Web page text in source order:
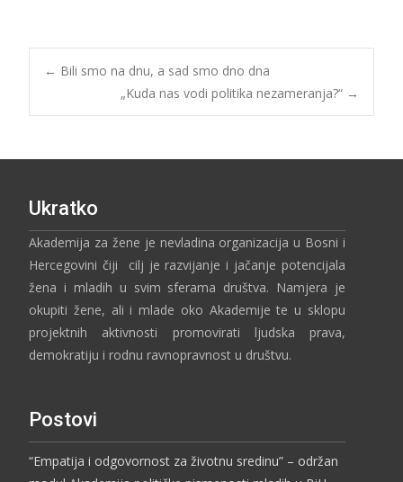
← Bili smo na dnu, a sad smo dno dna
„Kuda nas vodi politika nezameranja?“ →
Ukratko
Akademija za žene je nevladina organizacija u Bosni i
Hercegovini čiji cilj je razvijanje i jačanje potencijala
žena i mladih u svim sferama društva. Namjera je
okupiti žene, ali i mlade oko Akademije te u sklopu
projektnih aktivnosti promovirati ljudska prava,
demokratiju i rodnu ravnopravnost u društvu.
Postovi
“Empatija i odgovornost za životnu sredinu” – održan